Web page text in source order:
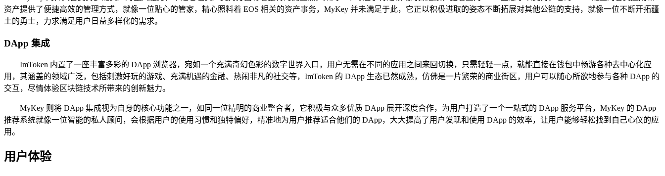
资产提供了便捷高效的管理方式，就像一位贴心的管家，精心照料着 EOS 相关的资产事务，MyKey 并未满足于此，它正以积极进取的姿态不断拓展对其他公链的支持，就像一位不断开拓疆
土的勇士，力求满足用户日益多样化的需求。
DApp 集成
ImToken 内置了一座丰富多彩的 DApp 浏览器，宛如一个充满奇幻色彩的数字世界入口，用户无需在不同的应用之间来回切换，只需轻轻一点，就能直接在钱包中畅游各种去中心化应
用，其涵盖的领域广泛，包括刺激好玩的游戏、充满机遇的金融、热闹非凡的社交等，ImToken 的 DApp 生态已然成熟，仿佛是一片繁荣的商业街区，用户可以随心所欲地参与各种 DApp 的
交互，尽情体验区块链技术所带来的创新魅力。
MyKey 则将 DApp 集成视为自身的核心功能之一，如同一位精明的商业整合者，它积极与众多优质 DApp 展开深度合作，为用户打造了一个一站式的 DApp 服务平台，MyKey 的 DApp
推荐系统就像一位智能的私人顾问，会根据用户的使用习惯和独特偏好，精准地为用户推荐适合他们的 DApp，大大提高了用户发现和使用 DApp 的效率，让用户能够轻松找到自己心仪的应
用。
用户体验